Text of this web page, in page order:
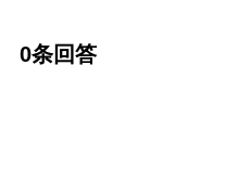
0条回答